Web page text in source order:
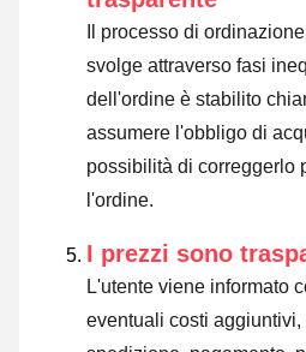
Il processo di
svolge attraverso fasi
dell'ordine è stabilito
assumere l'obbligo di
possibilità di correggerlo
l'ordine.
I prezzi sono
L'utente viene informato
eventuali costi aggiuntivi,